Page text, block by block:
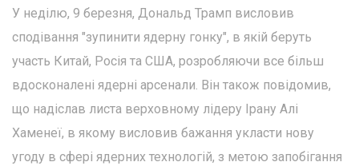
У неділю, 9 березня, Дональд Трамп висловив
сподівання "зупинити ядерну гонку", в якій беруть
участь Китай, Росія та США, розробляючи все більш
вдосконалені ядерні арсенали. Він також повідомив,
що надіслав листа верховному лідеру Ірану Алі
Хаменеї, в якому висловив бажання укласти нову
угоду в сфері ядерних технологій, з метою запобігання